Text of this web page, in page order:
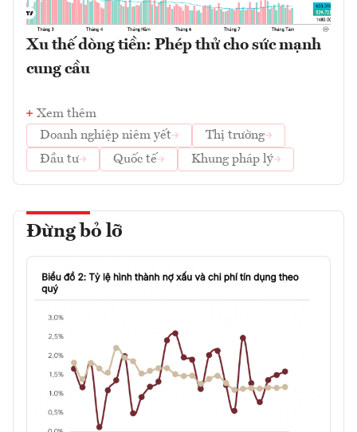
Xu thế dòng tiền: Phép thử cho sức mạnh
cung cầu
Xem thêm
Doanh nghiệp niêm yết
Thị trường
Đầu tư
Quốc tế Khung pháp lý
Đừng bỏ lỡ